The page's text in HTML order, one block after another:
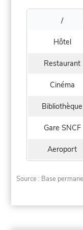
/
Hôtel
Restaurant
Cinéma
Bibliothèque
Gare SNCF
Aeroport
Source : Base